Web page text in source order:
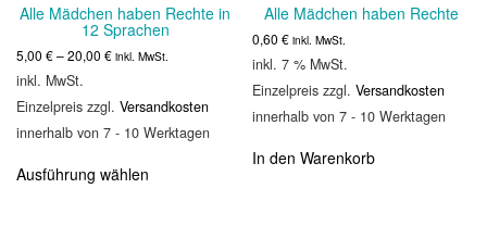
Alle Mädchen haben Rechte in
12 Sprachen
5,00 €–20,00 € inkl. MwSt.
inkl. MwSt.
Einzelpreis zzgl. Versandkosten
innerhalb von 7 - 10 Werktagen
Ausführung wählen
Alle Mädchen haben Rechte
0,60€ inkl. MwSt.
inkl. 7 % MwSt.
Einzelpreis zzgl.Versandkosten
innerhalb von 7 - 10 Werktagen
In den Warenkorb